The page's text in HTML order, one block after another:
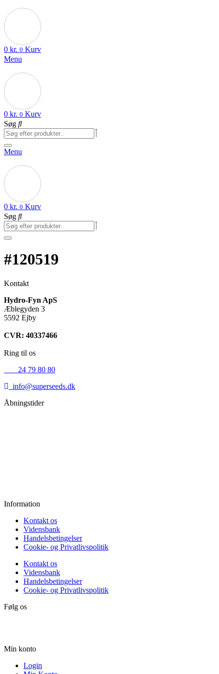
0 kr. 0 Kurv
Menu
0 kr. 0 Kurv
Søg
Menu
0 kr. 0 Kurv
Søg
#120519
Kontakt
Hydro-Fyn ApS
Æblegyden 3
5592 Ejby
CVR: 40337466
Ring til os
24 79 80 80
info@superseeds.dk
Åbningstider
Information
Kontakt os
Vidensbank
Handelsbetingelser
Cookie- og Privatlivspolitik
Kontakt os
Vidensbank
Handelsbetingelser
Cookie- og Privatlivspolitik
Følg os
Min konto
Login